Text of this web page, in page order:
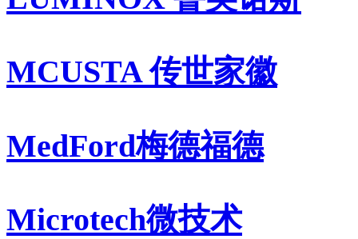
MCUSTA 传世家徽
MedFord梅德福德
Microtech微技术